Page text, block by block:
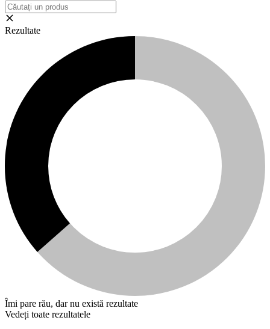
Rezultate
Îmi pare rău, dar nu există rezultate
Vedeți toate rezultatele